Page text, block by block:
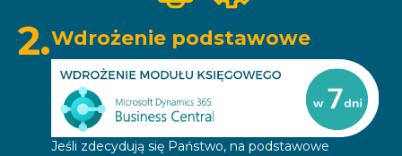
2.Wdrożenie podstawowe
Jeśli zdecydują się Państwo, na podstawowe